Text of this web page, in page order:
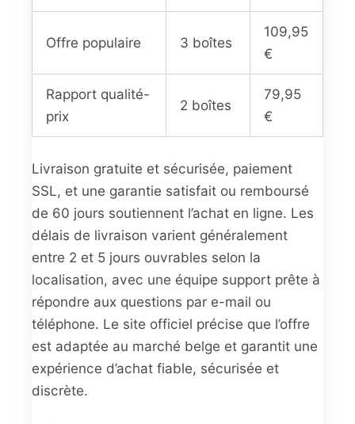
Offre populaire 3 boîtes
109,95
€
Rapport qualité-
prix
2 boîtes
79,95
€
Livraison gratuite et sécurisée, paiement
SSL, et une garantie satisfait ou remboursé
de 60 jours soutiennent l’achat en ligne. Les
délais de livraison varient généralement
entre 2 et 5 jours ouvrables selon la
localisation, avec une équipe support prête à
répondre aux questions par e-mail ou
téléphone. Le site officiel précise que l’offre
est adaptée au marché belge et garantit une
expérience d’achat fiable, sécurisée et
discrète.